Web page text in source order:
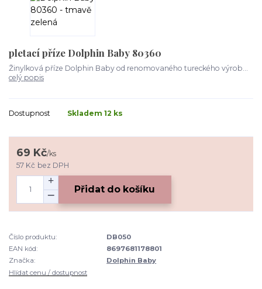
pletací příze Dolphin Baby 80360
Žinylková příze Dolphin Baby od renomovaného tureckého výrob...
celý popis
Dostupnost Skladem 12 ks
69 Kč/ks
57 Kč bez DPH
Přidat do košíku
Číslo produktu:
DB050
EAN kód:
8697681178801
Značka:
Dolphin Baby
Hlídat cenu / dostupnost